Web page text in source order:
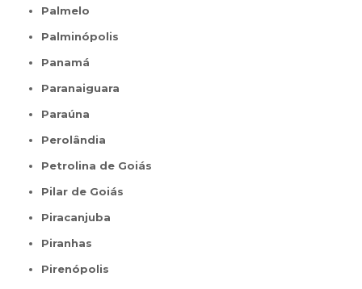
Palmelo
Palminópolis
Panamá
Paranaiguara
Paraúna
Perolândia
Petrolina de Goiás
Pilar de Goiás
Piracanjuba
Piranhas
Pirenópolis